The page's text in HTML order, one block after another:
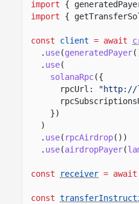
import
{
import
{
const client = await
. use(generatedPayer
. use(
solanaRpc({
rpcUrl:
"http://
})
)
. use( rpcAirdrop())
. use(airdropPayer(
const receiver = await
const